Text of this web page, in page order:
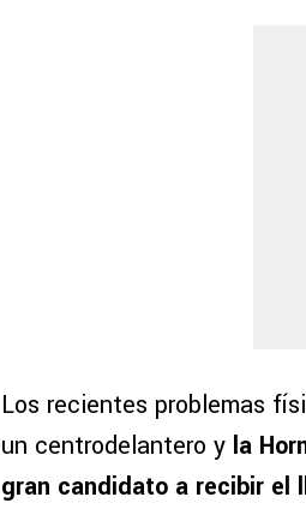
Los recientes problemas
un centrodelantero y la
gran candidato a recibir el